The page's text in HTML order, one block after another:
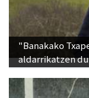
"Banakako
aldarrikatzen